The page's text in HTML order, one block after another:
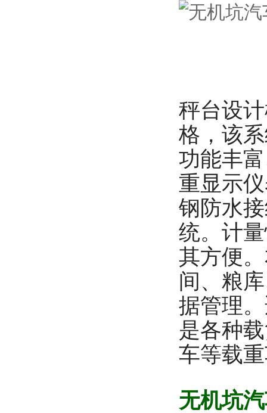
秤台设
格，该
功能丰
重显示
钢防水
统。计
其方便
间、粮
据管理
是各种
车等载
无机坑